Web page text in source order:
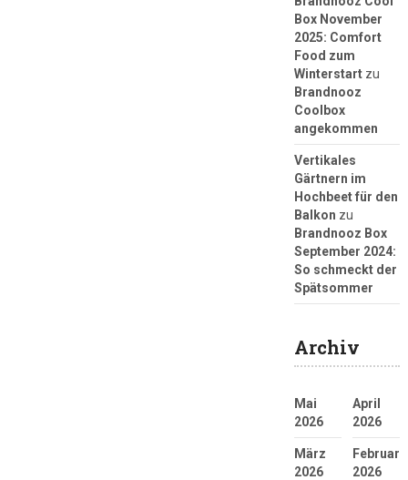
Box November
2025: Comfort
Food zum
Winterstartzu
Brandnooz
Coolbox
angekommen
Vertikales
Gärtnern im
Hochbeet für den
Balkon zu
Brandnooz Box
September 2024:
So schmeckt der
Spätsommer
Archiv
Mai
2026
April
2026
März
2026
Februar
2026